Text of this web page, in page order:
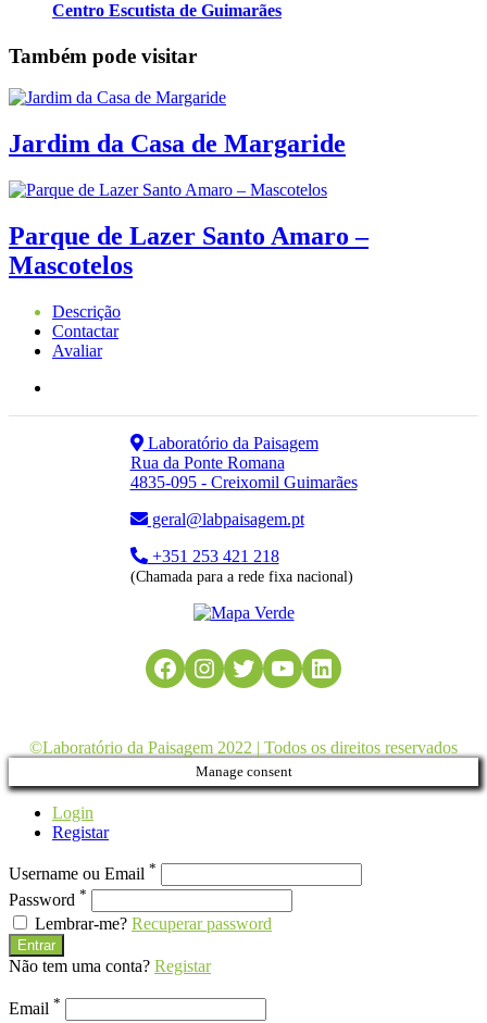
Centro Escutista de Guimarães
Também pode visitar
Jardim da Casa de Margaride
Parque de Lazer Santo Amaro –
Mascotelos
Descrição
Contactar
Avaliar
Laboratório da Paisagem
Rua da Ponte Romana
4835-095 - Creixomil Guimarães
geral@labpaisagem.pt
+351 253 421 218
(Chamada para a rede fixa nacional)
Facebook
Instagram
TwitterYouTubeLinkedIn
©Laboratório da Paisagem 2022 | Todos os direitos reservados
Manage consent
Login
Registar
Username ou Email *
Password *
Lembrar-me? Recuperar password
Entrar
Não tem uma conta? Registar
Email *